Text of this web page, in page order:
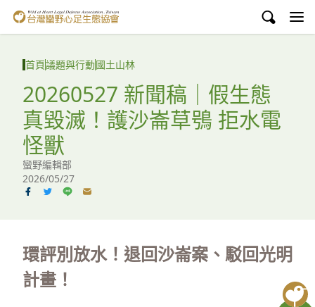
台灣蠻野心足生態協會
環境教育
白海豚媽祖宮
支持蠻野
臉書
YouTube
首頁議題與行動國土山林
20260527 新聞稿｜假生態
真毀滅！護沙崙草鴞 拒水電
怪獸
蠻野編輯部
2026/05/27
環評別放水！退回沙崙案、駁回光明
計畫！